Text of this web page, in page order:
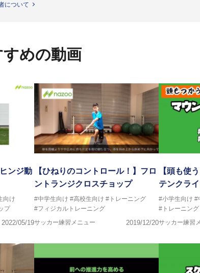
人の健康な人生をサポートする」を企業理念として掲げ、世
について
めの動画
ンジ動
向け
プ
2022/05/19
【ひねりのコントロール！】フロ
ントランジクロスチョップ
#中学生向け #高校生向け #トレーニング
#フィジカルトレーニング
サッカー練習メニュー
2019/12/20
【頭も使
テンクラ
#小学生向け #
#トレーニング
サッカー練習